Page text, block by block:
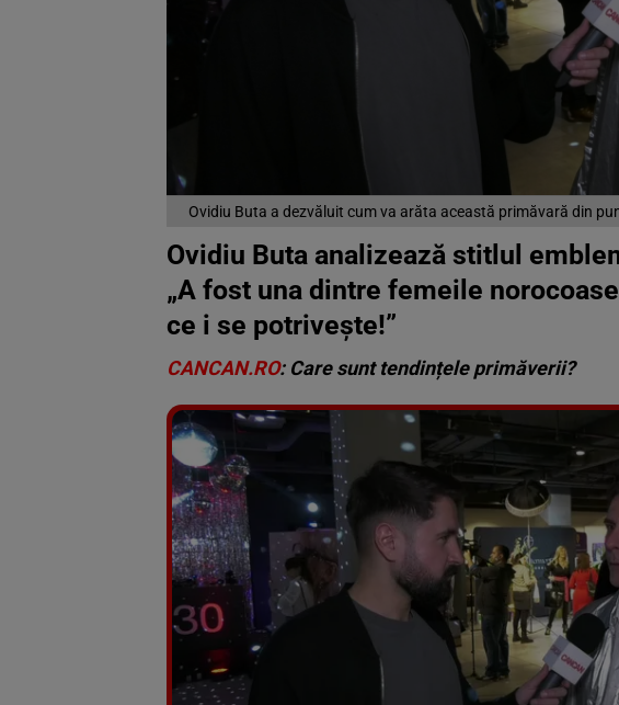
Ovidiu Buta a dezvăluit cum va arăta această primăvară din
Ovidiu Buta analizează stitlul
„A fost una dintre femeile
ce i se potrivește!”
CANCAN.RO: Care sunt tendințele primăverii?